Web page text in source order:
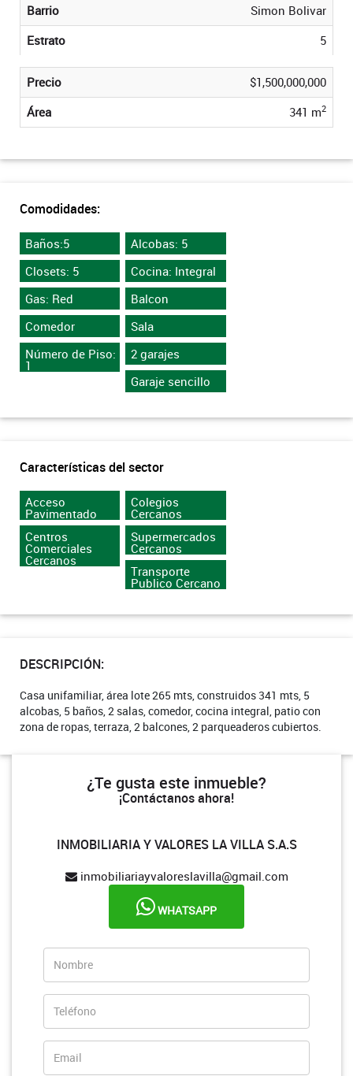
Barrio
Simon Bolivar
Estrato
5
Precio
$1,500,000,000
Área
341 m2
Comodidades:
Baños:5
Alcobas: 5
Closets: 5
Cocina: Integral
Gas: Red
Balcon
Comedor
Sala
Número de Piso:
1
2 garajes
Garaje sencillo
Características del sector
Acceso
Pavimentado
Colegios
Cercanos
Centros
Comerciales
Cercanos
Supermercados
Cercanos
Transporte
Publico Cercano
DESCRIPCIÓN:
Casa unifamiliar, área lote 265 mts, construidos 341 mts, 5
alcobas, 5 baños, 2 salas, comedor, cocina integral, patio con
zona de ropas, terraza, 2 balcones, 2 parqueaderos cubiertos.
¿Te gusta este inmueble?
¡Contáctanos ahora!
INMOBILIARIA Y VALORES LA VILLA S.A.S
inmobiliariayvaloreslavilla@gmail.com
WHATSAPP